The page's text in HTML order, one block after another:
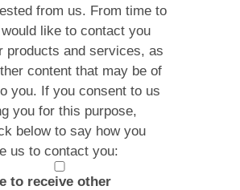
from us. From time to
like to contact you
products and services, as
content that may be of
you. If you consent to us
you for this purpose,
below to say how you
us to contact you:
to receive other